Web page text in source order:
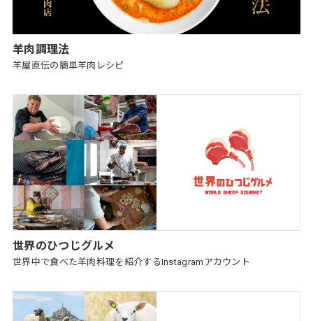
羊肉調理法
羊屋直伝の簡単羊肉レシピ
世界のひつじグルメ
世界中で食べた羊肉料理を紹介するInstagramアカウント